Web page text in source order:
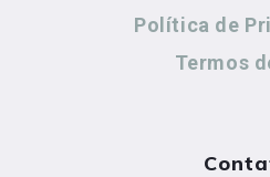
Política de
Termos